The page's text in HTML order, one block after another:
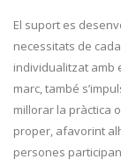
El suport es
necessitats de
individualitzat amb
marc, també
millorar la pràctica
proper, afavorint
persones